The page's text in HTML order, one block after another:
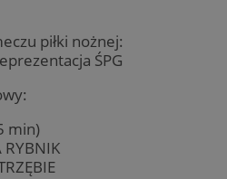
piłki nożnej:
ŚPG
min)
RYBNIK